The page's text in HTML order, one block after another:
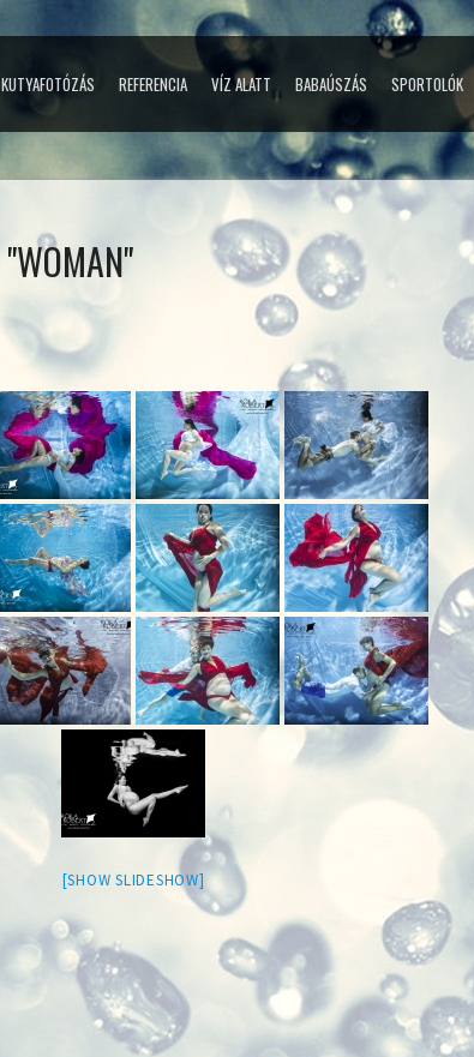
KUTYAFOTÓZÁS REFERENCIA VÍZ ALATT BABAÚSZÁS SPORTOLÓK
[SHOW SLIDESHOW]